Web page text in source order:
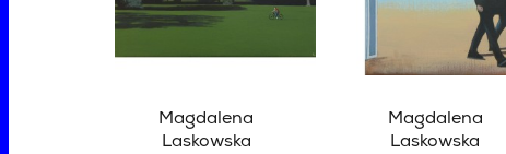
Magdalena
Laskowska
Magdalena
Laskowska